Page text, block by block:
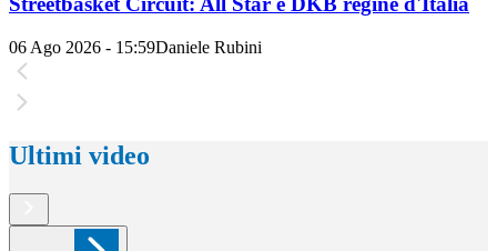
06 Ago 2026 - 15:59Daniele Rubini
Ultimi video